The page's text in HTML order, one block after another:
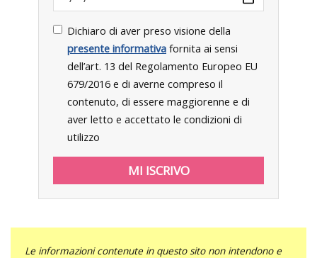
Dichiaro di aver preso visione della
presente informativa fornita ai sensi
dell’art. 13 del Regolamento Europeo EU
679/2016 e di averne compreso il
contenuto, di essere maggiorenne e di
aver letto e accettato le condizioni di
utilizzo
Le informazioni contenute in questo sito non intendono e